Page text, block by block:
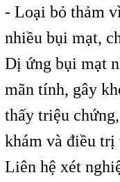
- Loại bỏ thảm
nhiều bụi mạt,
Dị ứng bụi mạt
mãn tính, gây
thấy triệu
khám và điều trị
Liên hệ xét